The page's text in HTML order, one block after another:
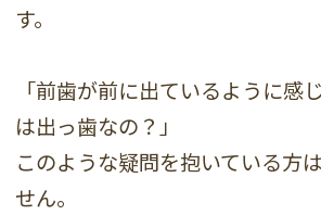
す。
「前歯が前に出ているように感
は出っ歯なの？」
このような疑問を抱いている方
せん。